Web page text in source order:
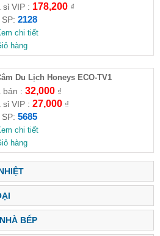
sỉ VIP : 178,200₫
2128
chi tiết
hàng
Du Lịch Honeys ECO-TV1
bán : 32,000₫
sỉ VIP : 27,000₫
5685
chi tiết
hàng
BẾP